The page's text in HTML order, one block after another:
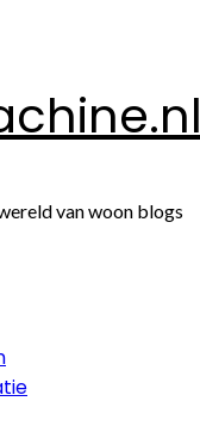
van woon blogs